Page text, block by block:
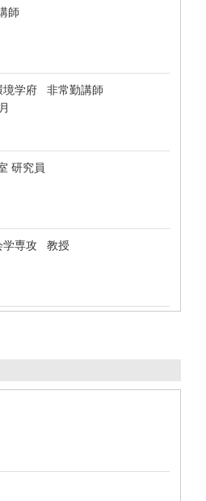
師
学府 非常勤講師
研究員
学専攻 教授